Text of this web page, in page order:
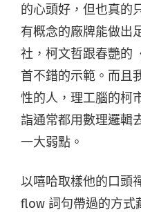
的心頭好，但也真的
有概念的廠牌能做出
社，柯文哲跟春艷的
首不錯的示範。而且
性的人，理工腦的柯
詣通常都用數理邏輯
一大弱點。
以嘻哈取樣他的口頭
flow 詞句帶過的方式